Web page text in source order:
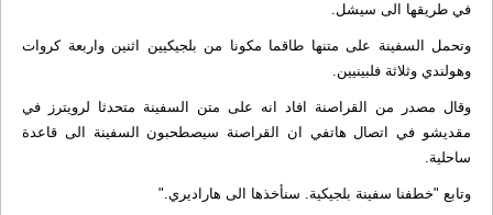
في طريقها الى سيشل.
وتحمل السفينة على متنها طاقما مكونا من بلجيكيين اثنين واربعة كروات
وهولندي وثلاثة فلبينيين.
وقال مصدر من القراصنة افاد انه على متن السفينة متحدثا لرويترز في
مقديشو في اتصال هاتفي ان القراصنة سيصطحبون السفينة الى قاعدة
ساحلية.
وتابع "خطفنا سفينة بلجيكية. سنأخذها الى هاراديري."